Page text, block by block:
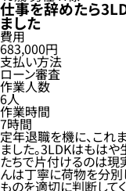
仕事を辞めたら
ました
費用
683,000円
支払い方法
ローン審査
作業人数
6人
作業時間
7時間
定年退職を機に、これ
ました。3LDKはもは
たちで片付けるのは現
んは丁寧に荷物を分別
ものを適切に判断して